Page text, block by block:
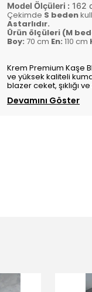
Model Ölçüleri : 162
Çekimde S beden
Astarlıdır.
Ürün ölçüleri (M
Boy: 70 cm En: 110 cm
Krem Premium Kaşe
ve yüksek kaliteli
blazer ceket, şıklığı
Devamını Göster